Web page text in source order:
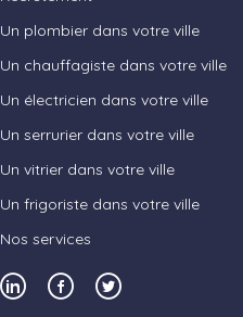
Un plombier dans votre ville
Un chauffagiste dans votre ville
Un électricien dans votre ville
Un serrurier dans votre ville
Un vitrier dans votre ville
Un frigoriste dans votre ville
Nos services